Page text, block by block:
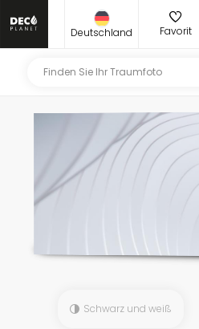
Deutschland Favorit
Schwarz und weiß